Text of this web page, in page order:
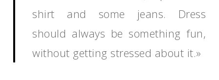
shirt and some jeans. Dress
should always be something fun,
without getting stressed about it.»